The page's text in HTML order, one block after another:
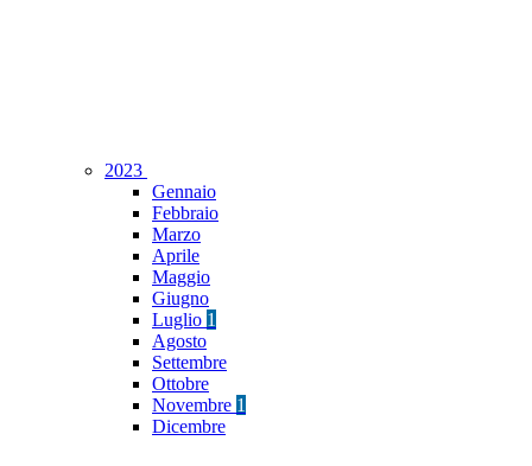
2023
Gennaio
Febbraio
Marzo
Aprile
Maggio
Giugno
Luglio 1
Agosto
Settembre
Ottobre
Novembre 1
Dicembre